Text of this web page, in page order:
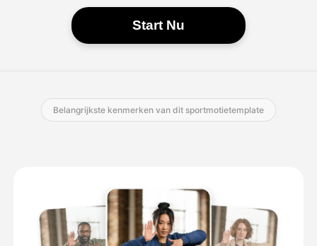
Start Nu
Belangrijkste kenmerken van dit sportmotietemplate